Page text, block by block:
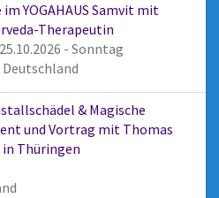
YOGAHAUS Samvit mit
Therapeutin
- Sonntag
Deutschland
& Magische
und Vortrag mit Thomas
Thüringen